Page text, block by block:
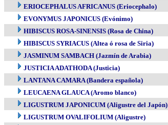
ERIOCEPHALUS AFRICANUS (Eriocephalo)
EVONYMUS JAPONICUS (Evónimo)
HIBISCUS ROSA-SINENSIS (Rosa de China)
HIBISCUS SYRIACUS (Altea ó rosa de Siria)
JASMINUM SAMBACH (Jazmín de Arabia)
JUSTICIA ADATHODA (Justicia)
LANTANA CAMARA (Bandera española)
LEUCAENA GLAUCA (Aromo blanco)
LIGUSTRUM JAPONICUM (Aligustre del Japón)
LIGUSTRUM OVALIFOLIUM (Aligustre)